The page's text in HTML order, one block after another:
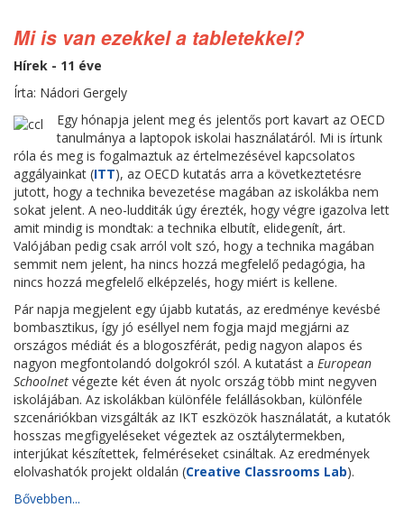
Mi is van ezekkel a tabletekkel?
Hírek - 11 éve
Írta: Nádori Gergely
Egy hónapja jelent meg és jelentős port kavart az OECD
tanulmánya a laptopok iskolai használatáról. Mi is írtunk
róla és meg is fogalmaztuk az értelmezésével kapcsolatos
aggályainkat (ITT), az OECD kutatás arra a következtetésre
jutott, hogy a technika bevezetése magában az iskolákba nem
sokat jelent. A neo-ludditák úgy érezték, hogy végre igazolva lett
amit mindig is mondtak: a technika elbutít, elidegenít, árt.
Valójában pedig csak arról volt szó, hogy a technika magában
semmit nem jelent, ha nincs hozzá megfelelő pedagógia, ha
nincs hozzá megfelelő elképzelés, hogy miért is kellene.
Pár napja megjelent egy újabb kutatás, az eredménye kevésbé
bombasztikus, így jó eséllyel nem fogja majd megjárni az
országos médiát és a blogoszférát, pedig nagyon alapos és
nagyon megfontolandó dolgokról szól. A kutatást a European
Schoolnet végezte két éven át nyolc ország több mint negyven
iskolájában. Az iskolákban különféle felállásokban, különféle
szcenáriókban vizsgálták az IKT eszközök használatát, a kutatók
hosszas megfigyeléseket végeztek az osztálytermekben,
interjúkat készítettek, felméréseket csináltak. Az eredmények
elolvashatók projekt oldalán (Creative Classrooms Lab).
Bővebben...